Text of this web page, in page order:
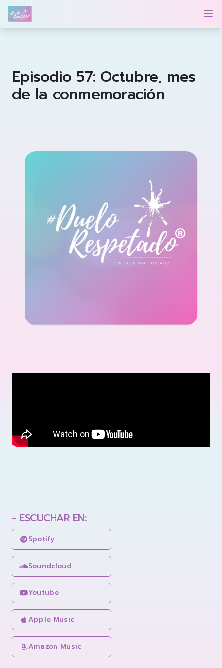
Duelo Respetado Podcast con Georgina González
Episodio 57: Octubre, mes
de la conmemoración
- ESCUCHAR EN:
Spotify
Soundcloud
Youtube
Apple Music
Amazon Music